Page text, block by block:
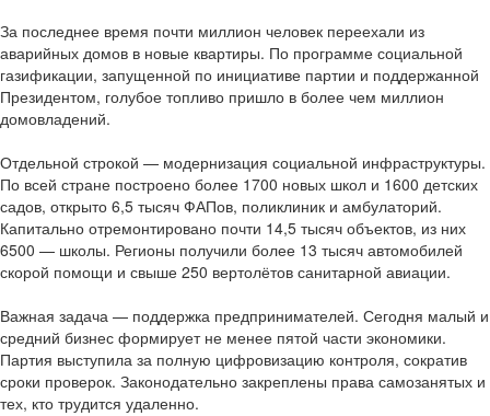
За последнее время почти миллион человек переехали из
аварийных домов в новые квартиры. По программе социальной
газификации, запущенной по инициативе партии и поддержанной
Президентом, голубое топливо пришло в более чем миллион
домовладений.
Отдельной строкой — модернизация социальной инфраструктуры.
По всей стране построено более 1700 новых школ и 1600 детских
садов, открыто 6,5 тысяч ФАПов, поликлиник и амбулаторий.
Капитально отремонтировано почти 14,5 тысяч объектов, из них
6500 — школы. Регионы получили более 13 тысяч автомобилей
скорой помощи и свыше 250 вертолётов санитарной авиации.
Важная задача — поддержка предпринимателей. Сегодня малый и
средний бизнес формирует не менее пятой части экономики.
Партия выступила за полную цифровизацию контроля, сократив
сроки проверок. Законодательно закреплены права самозанятых и
тех, кто трудится удаленно.